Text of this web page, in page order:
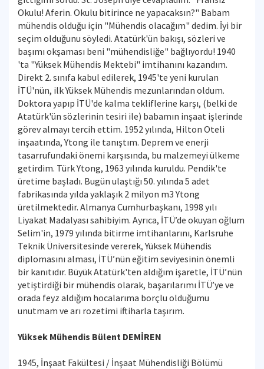
Okulu! Aferin. Okulu bitirince ne yapacaksın?" Babam
mühendis olduğu için "Mühendis olacağım" dedim. İyi bir
seçim olduğunu söyledi. Atatürk'ün bakışı, sözleri ve
başımı okşaması beni "mühendisliğe" bağlıyordu! 1940
'ta "Yüksek Mühendis Mektebi" imtihanını kazandım.
Direkt 2. sınıfa kabul edilerek, 1945'te yeni kurulan
İTÜ'nün, ilk Yüksek Mühendis mezunlarından oldum.
Doktora yapıp İTÜ'de kalma tekliflerine karşı, (belki de
Atatürk'ün sözlerinin tesiri ile) babamın inşaat işlerinde
görev almayı tercih ettim. 1952 yılında, Hilton Oteli
inşaatında, Ytong ile tanıştım. Deprem ve enerji
tasarrufundaki önemi karşısında, bu malzemeyi ülkeme
getirdim. Türk Ytong, 1963 yılında kuruldu. Pendik'te
üretime başladı. Bugün ulaştığı 50. yılında 5 adet
fabrikasında yılda yaklaşık 2 milyon m3 Ytong
üretilmektedir. Almanya Cumhurbaşkanı, 1998 yılı
Liyakat Madalyası sahibiyim. Ayrıca, İTÜ’de okuyan oğlum
Selim'in, 1979 yılında bitirme imtihanlarını, Karlsruhe
Teknik Üniversitesinde vererek, Yüksek Mühendis
diplomasını alması, İTÜ’nün eğitim seviyesinin önemli
bir kanıtıdır. Büyük Atatürk'ten aldığım işaretle, İTÜ’nün
yetiştirdiği bir mühendis olarak, başarılarımı İTÜ’ye ve
orada feyz aldığım hocalarıma borçlu olduğumu
unutmam ve arı rozetimi iftiharla taşırım.
Yüksek Mühendis Bülent DEMİREN
1945, İnşaat Fakültesi / İnşaat Mühendisliği Bölümü